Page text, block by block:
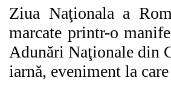
Ziua Naţionala a
marcate printr-o
Adunări Naţionale din
iarnă, eveniment la